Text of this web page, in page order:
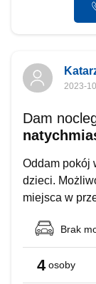
2023-
Dam
Oddam pokój
dzieci.
miejsca w
Brak
4 osoby